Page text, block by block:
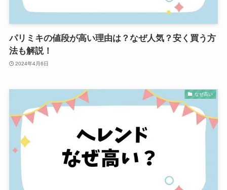
パリミキの値段が高い理由は？なぜ人気？安く買う方
法も解説！
2024年4月6日
なぜ高い